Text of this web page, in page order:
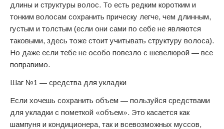
длины и структуры волос. То есть редким коротким и
тонким волосам сохранить прическу легче, чем длинным,
густым и толстым (если они сами по себе не являются
таковыми, здесь тоже стоит учитывать структуру волоса).
Но даже если тебе не особо повезло с шевелюрой — все
поправимо.
Шаг №1 — средства для укладки
Если хочешь сохранить объем — пользуйся средствами
для укладки с пометкой «объем». Это касается как
шампуня и кондиционера, так и всевозможных муссов,